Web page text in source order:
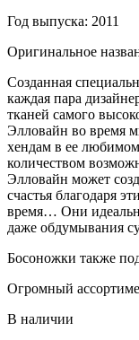
Год выпуска: 2011
Оригинальное
Созданная
каждая пара
тканей самого
Элловайн во время
хендам в ее
количеством
Элловайн может
счастья благодаря
время… Они
даже обдумывания
Босоножки также
Огромный
В наличии